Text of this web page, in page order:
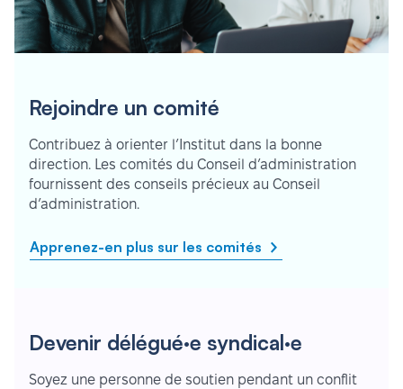
Rejoindre un comité
Contribuez à orienter l’Institut dans la bonne
direction. Les comités du Conseil d’administration
fournissent des conseils précieux au Conseil
d’administration.
Apprenez-en plus sur les comités
Devenir délégué·e syndical·e
Soyez une personne de soutien pendant un conflit